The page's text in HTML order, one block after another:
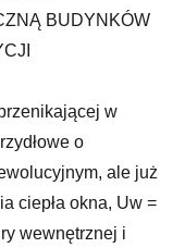
BUDYNKÓW
w
o
ale już
ciepła okna, Uw =
wewnętrznej i